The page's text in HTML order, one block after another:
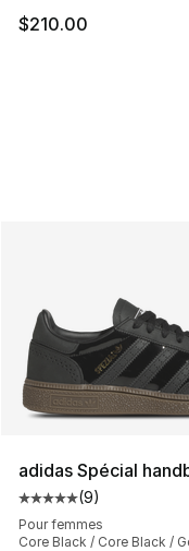
$210.00
adidas Spécial
Cote moyenne du
(9)
Pour femmes
Core Black / Core Black /